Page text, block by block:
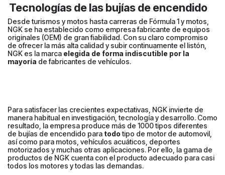
Tecnologías de las bujías de encendido
Desde turismos y motos hasta carreras de Fórmula 1 y motos,
NGK se ha establecido como empresa fabricante de equipos
originales (OEM) de gran fiabilidad. Con su claro compromiso
de ofrecer la más alta calidad y subir continuamente el listón,
NGK es la marca elegida de forma indiscutible por la
mayoría de fabricantes de vehículos.
Para satisfacer las crecientes expectativas, NGK invierte de
manera habitual en investigación, tecnología y desarrollo. Como
resultado, la empresa produce más de 1000 tipos diferentes
de bujías de encendido para todotipo de motor de automovil,
así como para motos, vehículos acuáticos, deportes
motorizados y muchas otras aplicaciones. Por ello, la gama de
productos de NGK cuenta con el producto adecuado para casi
todos los motores y todas las demandas.